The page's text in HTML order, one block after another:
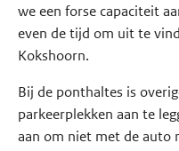
we een forse capaciteit
even de tijd om uit te
Kokshoorn.
Bij de ponthaltes is
parkeerplekken aan te
aan om niet met de auto